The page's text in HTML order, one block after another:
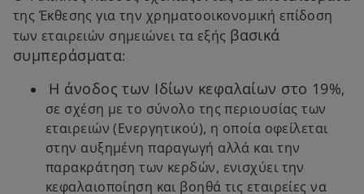
της Έκθεσης για την χρηματοοικονομική επίδοση
των εταιρειών σημειώνει τα εξής βασικά
συμπεράσματα:
Η άνοδος των Ιδίων κεφαλαίων στο 19%,
σε σχέση με το σύνολο της περιουσίας των
εταιρειών (Ενεργητικού), η οποία οφείλεται
στην αυξημένη παραγωγή αλλά και την
παρακράτηση των κερδών, ενισχύει την
κεφαλαιοποίηση και βοηθά τις εταιρείες να